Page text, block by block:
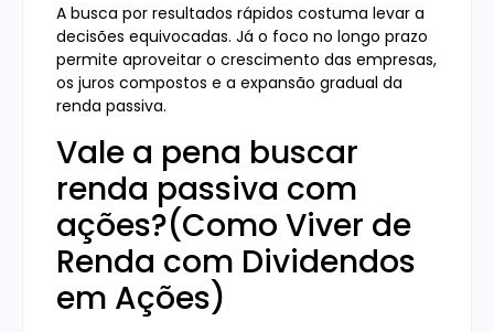
A busca por resultados rápidos costuma levar a
decisões equivocadas. Já o foco no longo prazo
permite aproveitar o crescimento das empresas,
os juros compostos e a expansão gradual da
renda passiva.
Vale a pena buscar
renda passiva com
ações?(Como Viver de
Renda com Dividendos
em Ações)